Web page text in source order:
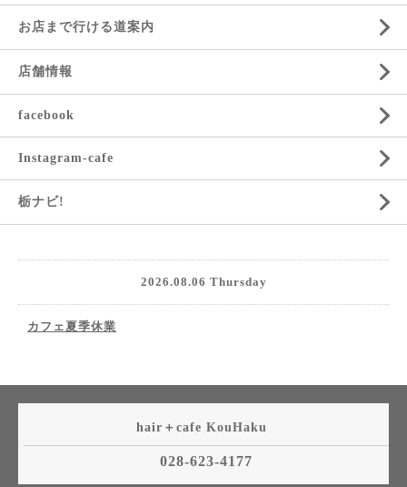
お店まで行ける道案内
店舗情報
facebook
Instagram-cafe
栃ナビ!
2026.08.06 Thursday
カフェ夏季休業
hair＋cafe KouHaku
028-623-4177